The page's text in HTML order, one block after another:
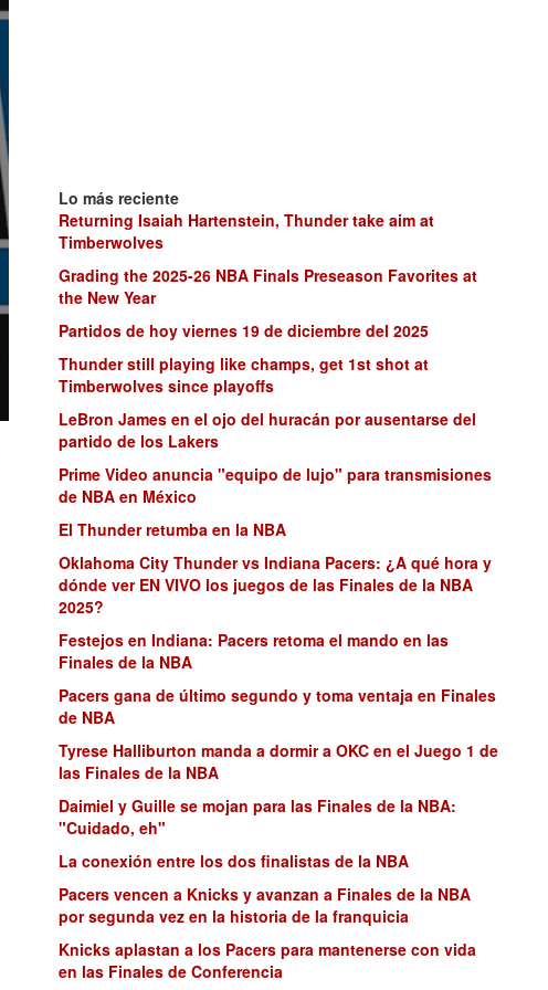
Lo más reciente
Returning Isaiah Hartenstein, Thunder take aim at
Timberwolves
Grading the 2025-26 NBA Finals Preseason Favorites at
the New Year
Partidos de hoy viernes 19 de diciembre del 2025
Thunder still playing like champs, get 1st shot at
Timberwolves since playoffs
LeBron James en el ojo del huracán por ausentarse del
partido de los Lakers
Prime Video anuncia "equipo de lujo" para transmisiones
de NBA en México
El Thunder retumba en la NBA
Oklahoma City Thunder vs Indiana Pacers: ¿A qué hora y
dónde ver EN VIVO los juegos de las Finales de la NBA
2025?
Festejos en Indiana: Pacers retoma el mando en las
Finales de la NBA
Pacers gana de último segundo y toma ventaja en Finales
de NBA
Tyrese Halliburton manda a dormir a OKC en el Juego 1 de
las Finales de la NBA
Daimiel y Guille se mojan para las Finales de la NBA:
"Cuidado, eh"
La conexión entre los dos finalistas de la NBA
Pacers vencen a Knicks y avanzan a Finales de la NBA
por segunda vez en la historia de la franquicia
Knicks aplastan a los Pacers para mantenerse con vida
en las Finales de Conferencia